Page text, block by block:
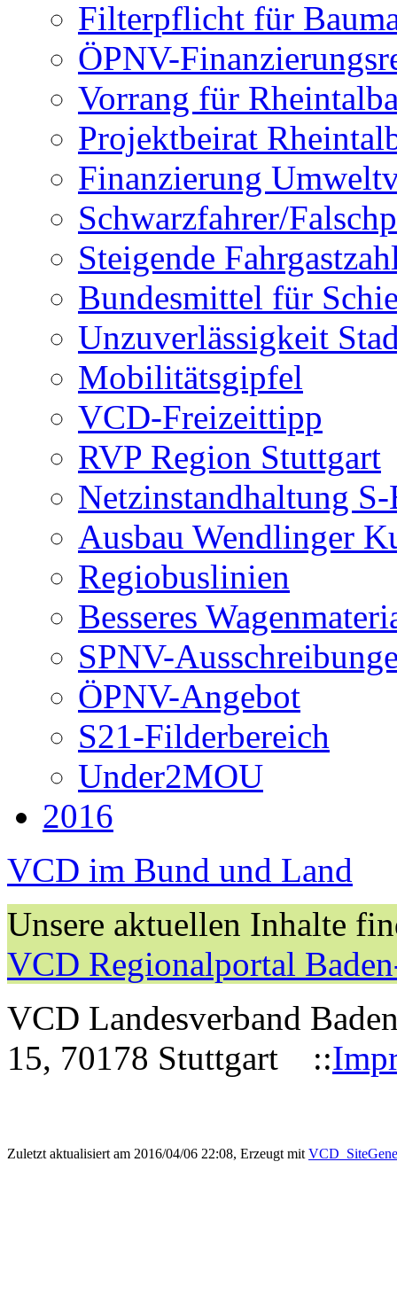
Filterpflicht für
ÖPNV-
Vorrang für
Projektbeirat
Finanzierung
Schwarzfahrer/
Steigende
Bundesmittel für
Unzuverlässigkeit
Mobilitätsgipfel
VCD-Freizeittipp
RVP Region Stuttgart
Netzinstandhaltung
Ausbau Wendlinger
Regiobuslinien
Besseres
SPNV-
ÖPNV-Angebot
S21-Filderbereich
Under2MOU
2016
VCD im Bund und Land
Unsere aktuellen Inhalte
VCD Regionalportal
VCD Landesverband
15, 70178 Stuttgart ::
Zuletzt aktualisiert am 2016/04/06 22:08, Erzeugt mit